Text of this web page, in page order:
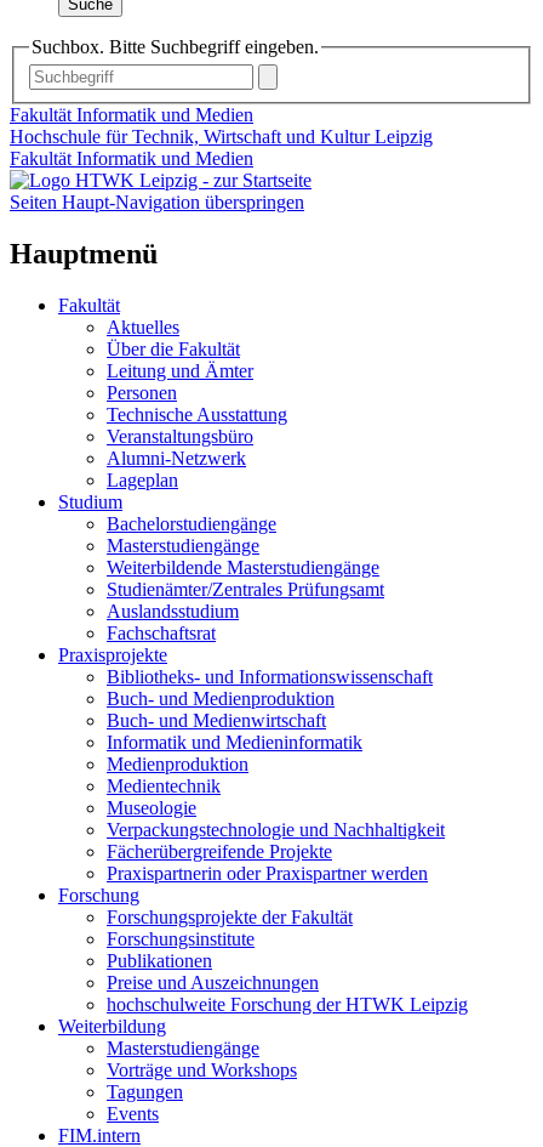
Suche
Suchbox. Bitte Suchbegriff eingeben.
Fakultät Informatik und Medien
Hochschule für Technik, Wirtschaft und Kultur Leipzig
Fakultät Informatik und Medien
Seiten Haupt-Navigation überspringen
Hauptmenü
Fakultät
Aktuelles
Über die Fakultät
Leitung und Ämter
Personen
Technische Ausstattung
Veranstaltungsbüro
Alumni-Netzwerk
Lageplan
Studium
Bachelorstudiengänge
Masterstudiengänge
Weiterbildende Masterstudiengänge
Studienämter/Zentrales Prüfungsamt
Auslandsstudium
Fachschaftsrat
Praxisprojekte
Bibliotheks- und Informationswissenschaft
Buch- und Medienproduktion
Buch- und Medienwirtschaft
Informatik und Medieninformatik
Medienproduktion
Medientechnik
Museologie
Verpackungstechnologie und Nachhaltigkeit
Fächerübergreifende Projekte
Praxispartnerin oder Praxispartner werden
Forschung
Forschungsprojekte der Fakultät
Forschungsinstitute
Publikationen
Preise und Auszeichnungen
hochschulweite Forschung der HTWK Leipzig
Weiterbildung
Masterstudiengänge
Vorträge und Workshops
Tagungen
Events
FIM.intern